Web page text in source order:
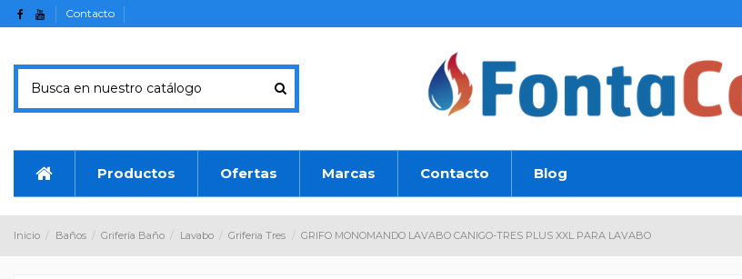
Contacto
Productos Ofertas Marcas Contacto Blog
Inicio Baños Grifería Baño Lavabo Griferia Tres GRIFO MONOMANDO LAVABO CANIGO-TRES PLUS XXL PARA LAVABO